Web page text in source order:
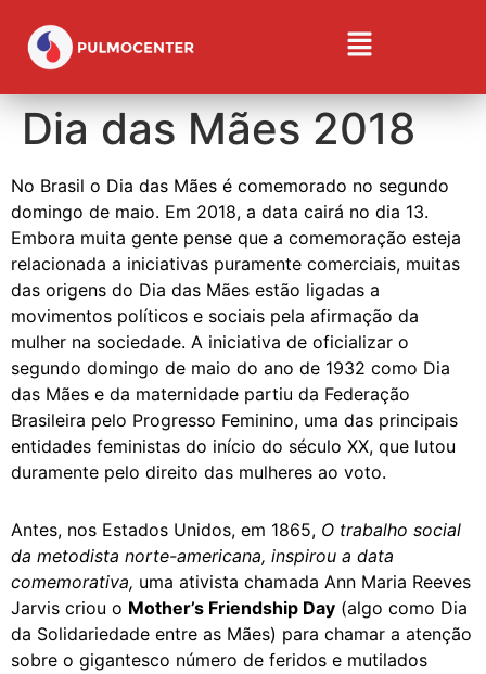
Dia das Mães 2018
No Brasil o Dia das Mães é comemorado no segundo
domingo de maio. Em 2018, a data cairá no dia 13.
Embora muita gente pense que a comemoração esteja
relacionada a iniciativas puramente comerciais, muitas
das origens do Dia das Mães estão ligadas a
movimentos políticos e sociais pela afirmação da
mulher na sociedade. A iniciativa de oficializar o
segundo domingo de maio do ano de 1932 como Dia
das Mães e da maternidade partiu da Federação
Brasileira pelo Progresso Feminino, uma das principais
entidades feministas do início do século XX, que lutou
duramente pelo direito das mulheres ao voto.
Antes, nos Estados Unidos, em 1865, O trabalho social
da metodista norte-americana, inspirou a data
comemorativa, uma ativista chamada Ann Maria Reeves
Jarvis criou o Mother’s Friendship Day (algo como Dia
da Solidariedade entre as Mães) para chamar a atenção
sobre o gigantesco número de feridos e mutilados